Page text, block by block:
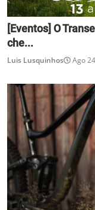
[Eventos] O
che...
Luis Lusquinhos Ago